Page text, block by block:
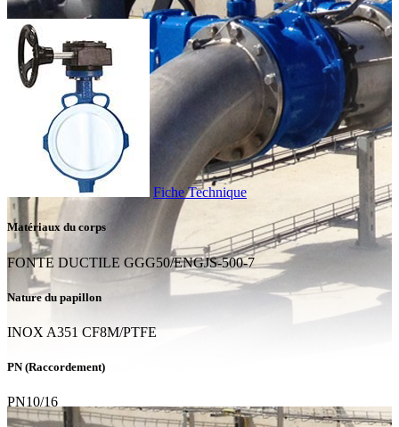
Fiche Technique
Matériaux du corps
FONTE DUCTILE GGG50/ENGJS-500-7
Nature du papillon
INOX A351 CF8M/PTFE
PN (Raccordement)
PN10/16